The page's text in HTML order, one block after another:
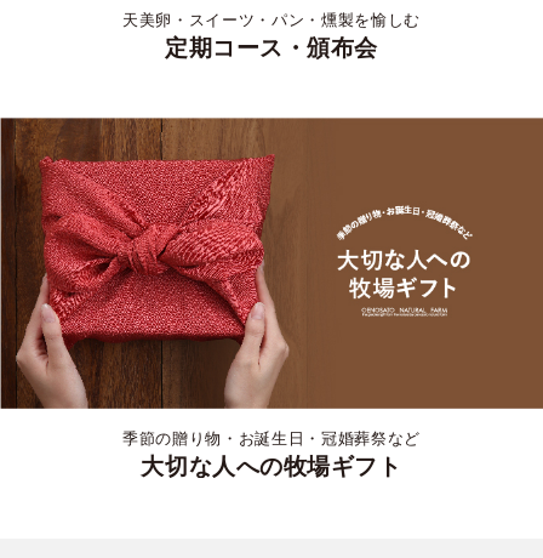
天美卵・スイーツ・パン・燻製を愉しむ
定期コース・頒布会
季節の贈り物・お誕生日・冠婚葬祭など
大切な人への牧場ギフト